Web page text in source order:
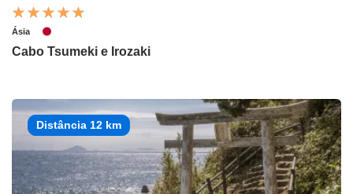
Ásia
Cabo Tsumeki e Irozaki
Distância 12 km